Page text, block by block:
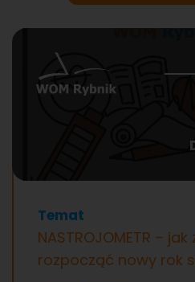
Temat
NASTROJOMETR –
rozpocząć nowy rok